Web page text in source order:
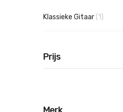
Klassieke Gitaar 1product
Prijs